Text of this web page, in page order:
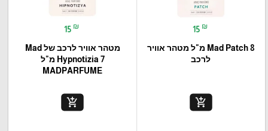
15 ₪
Mad Patch 8 מ"ל מטהר אוויר
לרכב
add_shopping_cart
15 ₪
מטהר אוויר לרכב של Mad
Hypnotizia 7 מ"ל
MADPARFUME
add_shopping_cart